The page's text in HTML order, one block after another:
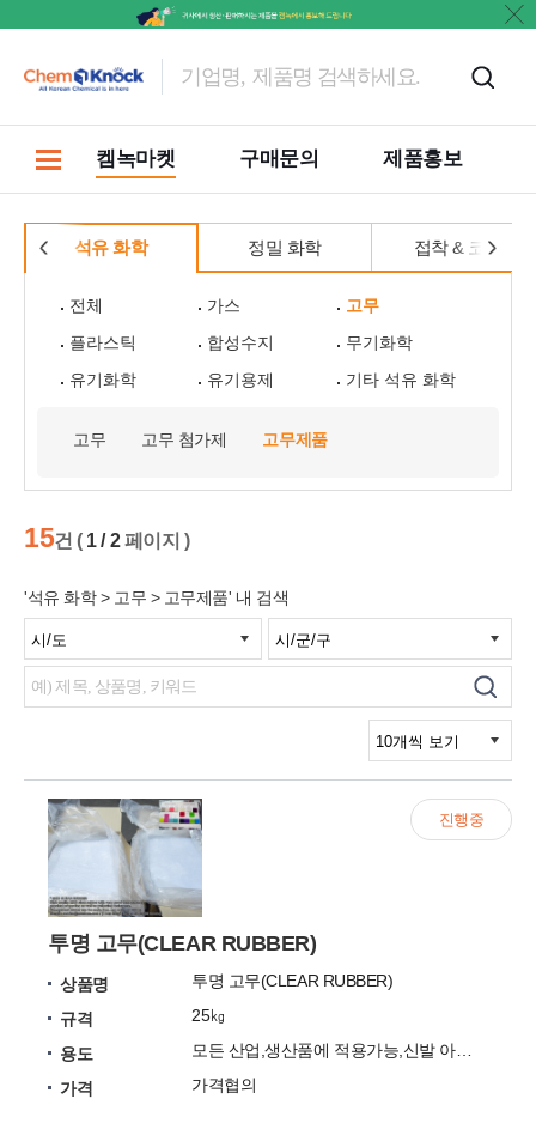
켐녹마켓 구매문의 제품홍보
석유 화학 정밀 화학 접착 & 코팅
전체 가스
고무
플라스틱
합성수지
무기화학
유기화학
유기용제 기타 석유 화학
고무 고무 첨가제 고무제품
15건 ( 1 / 2페이지 )
'석유 화학 > 고무 > 고무제품' 내 검색
투명 고무(CLEAR RUBBER)
상품명
투명 고무(CLEAR RUBBER)
규격
25㎏
용도
가격
가격협의
진행중